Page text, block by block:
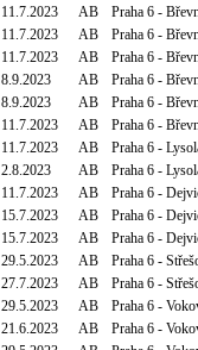
11.7.2023 AB
Praha 6 -
11.7.2023 AB
Praha 6 -
11.7.2023 AB
Praha 6 -
8.9.2023 AB
Praha 6 -
8.9.2023 AB
Praha 6 -
11.7.2023 AB
Praha 6 -
11.7.2023 AB
Praha 6 -
2.8.2023 AB
Praha 6 -
11.7.2023 AB
Praha 6 -
15.7.2023 AB
Praha 6 -
15.7.2023 AB
Praha 6 -
29.5.2023 AB
Praha 6 -
27.7.2023 AB
Praha 6 -
29.5.2023 AB
Praha 6 -
21.6.2023 AB
Praha 6 -